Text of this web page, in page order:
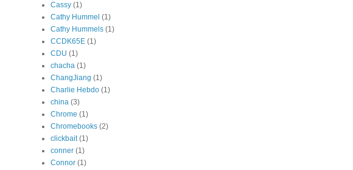
Cassy (1)
Cathy Hummel (1)
Cathy Hummels (1)
CCDK65E (1)
CDU (1)
chacha (1)
ChangJiang (1)
Charlie Hebdo (1)
china (3)
Chrome (1)
Chromebooks (2)
clickbait (1)
conner (1)
Connor (1)